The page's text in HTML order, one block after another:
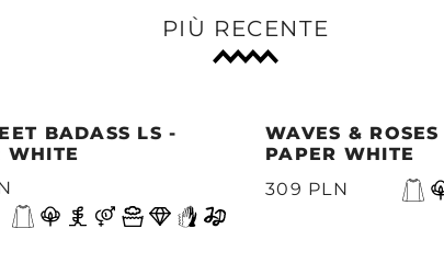
PIÙ RECENTE
BADASS LS -
WHITE
WAVES &
PAPER WHITE
309 PLN